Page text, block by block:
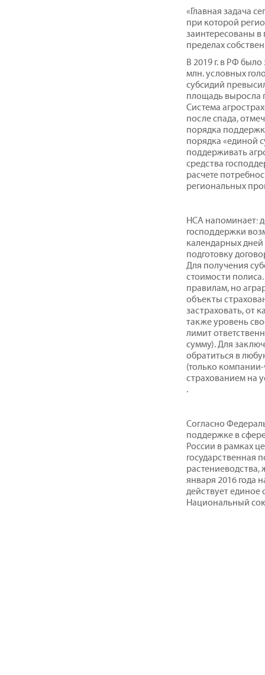
«Главная задача
при которой
заинтересованы в
пределах
В 2019 г. в РФ
млн. условных
субсидий
площадь выросла
Система
после спада,
порядка
порядка «единой
поддерживать
средства
расчете
региональных
НСА напоминает:
господдержки
календарных дней
подготовку
Для получения
стоимости
правилам, но
объекты
застраховать, от
также уровень
лимит
сумму). Для
обратиться в
(только
страхованием на
.
Согласно
поддержке в
России в рамках
государственная
растениеводства,
января 2016 года
действует
Национальный